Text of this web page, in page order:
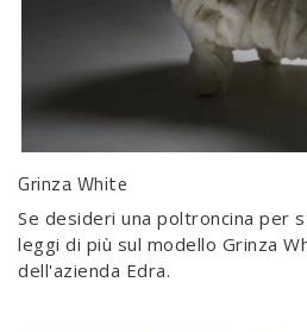
Grinza White
Se desideri una poltroncina per
leggi di più sul modello Grinza
dell'azienda Edra.